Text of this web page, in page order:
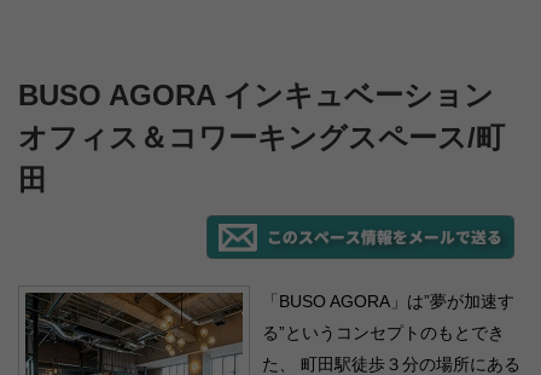
BUSO AGORA インキュベーション
オフィス＆コワーキングスペース/町
田
「BUSO AGORA」は”夢が加速す
る”というコンセプトのもとでき
た、 町田駅徒歩３分の場所にある